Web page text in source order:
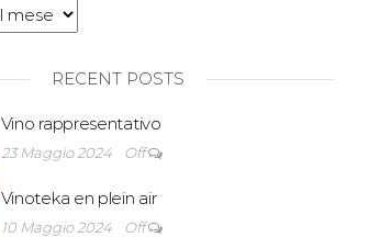
RECENT POSTS
Vino rappresentativo
23 Maggio 2024 Off
Vinoteka en plein air
10 Maggio 2024 Off